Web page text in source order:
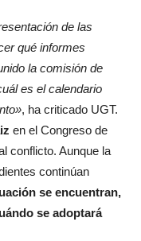
de las
qué informes
la comisión de
es el calendario
, ha criticado UGT.
en el Congreso de
conflicto. Aunque la
continúan
se encuentran,
se adoptará